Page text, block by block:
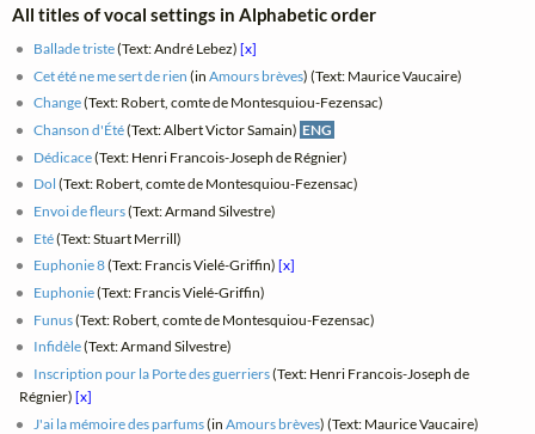
All titles of vocal settings in Alphabetic order
Ballade triste(Text: André Lebez)[x]
Cet été ne me sert de rien (inAmours brèves) (Text: Maurice Vaucaire)
Change(Text: Robert, comte de Montesquiou-Fezensac)
Chanson d'Été(Text: Albert Victor Samain) ENG
Dédicace(Text: Henri Francois-Joseph de Régnier)
Dol (Text: Robert, comte de Montesquiou-Fezensac)
Envoi de fleurs(Text: Armand Silvestre)
Eté(Text: Stuart Merrill)
Euphonie 8(Text: Francis Vielé-Griffin)[x]
Euphonie(Text: Francis Vielé-Griffin)
Funus(Text: Robert, comte de Montesquiou-Fezensac)
Infidèle(Text: Armand Silvestre)
Inscription pour la Porte des guerriers(Text: Henri Francois-Joseph de
Régnier)[x]
J'ai la mémoire des parfums(inAmours brèves) (Text: Maurice Vaucaire)